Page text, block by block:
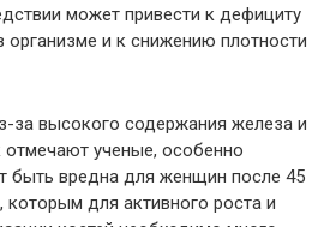
может привести к дефициту
организме и к снижению плотности
за высокого содержания железа и
ученые, особенно
быть вредна для женщин после 45
которым для активного роста и